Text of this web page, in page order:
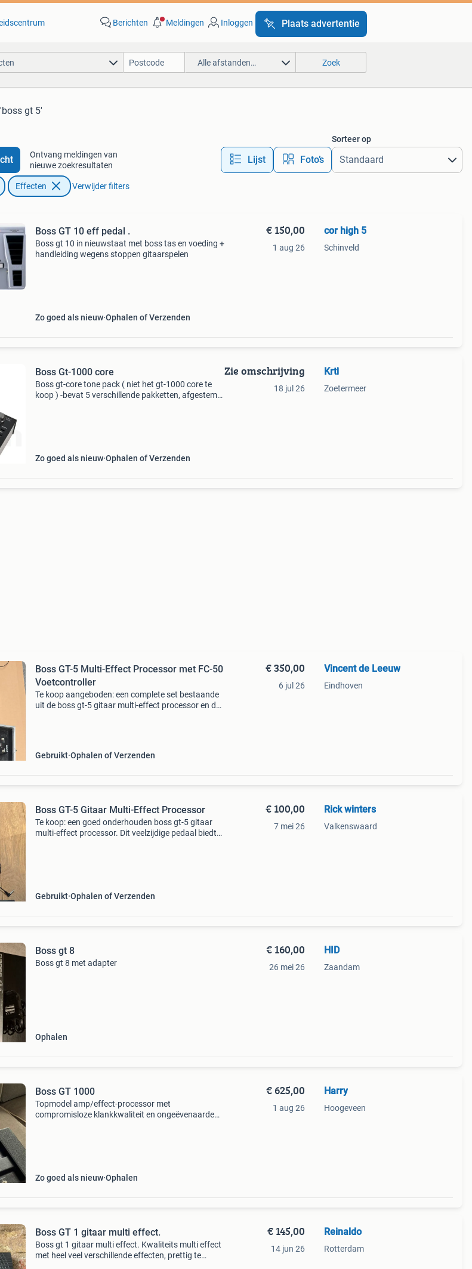
Berichten Meldingen Inloggen Plaats advertentie
Alle afstanden… Zoek
gt 5'
Ontvang meldingen van
nieuwe zoekresultaten
Lijst Foto’s
Sorteer op
Effecten Verwijder filters
Boss GT 10 eff pedal .
Boss gt 10 in nieuwstaat met boss tas en voeding +
handleiding wegens stoppen gitaarspelen
Zo goed als nieuw Ophalen of Verzenden
€ 150,00
1 aug 26
cor high 5
Schinveld
Boss Gt-1000 core
Boss gt-core tone pack ( niet het gt-1000 core te
koop ) -bevat 5 verschillende pakketten, afgestemd
Zo goed als nieuw Ophalen of Verzenden
Zie omschrijving
18 jul 26
Krtl
Zoetermeer
Boss GT-5 Multi-Effect Processor met FC-50
Voetcontroller
Te koop aangeboden: een complete set bestaande
uit de boss gt-5 gitaar multi-effect processor en de
Gebruikt Ophalen of Verzenden
€ 350,00
6 jul 26
Vincent de Leeuw
Eindhoven
Boss GT-5 Gitaar Multi-Effect Processor
Te koop: een goed onderhouden boss gt-5 gitaar
multi-effect processor. Dit veelzijdige pedaal biedt
Gebruikt Ophalen of Verzenden
€ 100,00
7 mei 26
Rick winters
Valkenswaard
Boss gt 8
Boss gt 8 met adapter
Ophalen
€ 160,00
26 mei 26
HID
Zaandam
Boss GT 1000
Topmodel amp/effect-processor met
compromisloze klankkwaliteit en ongeëvenaarde
Zo goed als nieuw Ophalen
€ 625,00
1 aug 26
Harry
Hoogeveen
Boss GT 1 gitaar multi effect.
Boss gt 1 gitaar multi effect. Kwaliteits multi effect
met heel veel verschillende effecten, prettig te
€ 145,00
14 jun 26
Reinaldo
Rotterdam